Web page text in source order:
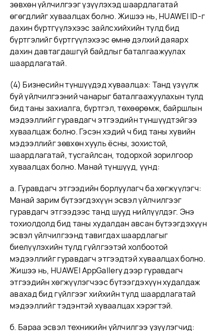
зөвхөн үйлчилгээг үзүүлэхэд шаардлагатай
өгөгдлийг хуваалцах болно. Жишээ нь, HUAWEI ID-г
дахин бүртгүүлэхээс зайлсхийхийн тулд бид
бүртгэлийг бүртгүүлэхээс өмнө дэлхий даяарх
дахин давтагдашгүй байдлыг баталгаажуулах
шаардлагатай.
(4) Бизнесийн түншүүдэд хуваалцах: Танд үзүүлж
буй үйлчилгээний чанарыг баталгаажуулахын тулд
бид таны захиалга, бүртгэл, төхөөрөмж, байршлын
мэдээллийг гуравдагч этгээдийн түншүүдтэйгээ
хуваалцаж болно. Гэсэн хэдий ч бид таны хувийн
мэдээллийг зөвхөн хууль ёсны, зохистой,
шаардлагатай, тусгайлсан, тодорхой зорилгоор
хуваалцах болно. Манай түншүүд, үүнд:
а. Гуравдагч этгээдийн борлуулагч ба хөгжүүлэгч:
Манай зарим бүтээгдэхүүн эсвэл үйлчилгээг
гуравдагч этгээдээс танд шууд нийлүүлдэг. Энэ
тохиолдолд бид таны худалдан авсан бүтээгдэхүүн
эсвэл үйлчилгээнд тавигдах шаардлагыг
биелүүлэхийн тулд гүйлгээтэй холбоотой
мэдээллийг гуравдагч этгээдтэй хуваалцах болно.
Жишээ нь, HUAWEI AppGallery дээр гуравдагч
этгээдийн хөгжүүлэгчээс бүтээгдэхүүн худалдаж
авахад бид гүйлгээг хийхийн тулд шаардлагатай
мэдээллийг тэдэнтэй хуваалцах хэрэгтэй.
б. Бараа эсвэл техникийн үйлчилгээ үзүүлэгчид: